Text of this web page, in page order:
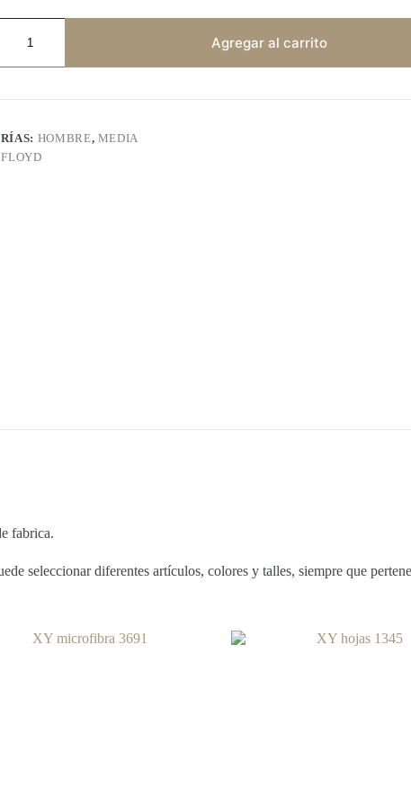
Agregar al carrito
HOMBRE, MEDIA
FLOYD
fabrica.
seleccionar diferentes artículos, colores y talles, siempre que